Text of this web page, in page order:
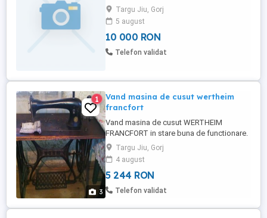
-2.000 lei-Eclipsa =1 buc.,stare mai
proasta -1.000 lei-MIHAI EMINESCU-1 buc
-100 lei-RSR,NICOLAE BALCESCU-2
buc,una stare foarte buna si alta putin
deteriorata -5 lei RSR =1 buc -20 lei
Targu Jiu, Gorj
5 august
10 000 RON
Telefon validat
3
1
Vand masina de cusut wertheim
francfort
Vand masina de cusut WERTHEIM
FRANCFORT in stare buna de functionare.
Pret fix 1.000 Euro.
Targu Jiu, Gorj
4 august
5 244 RON
Telefon validat